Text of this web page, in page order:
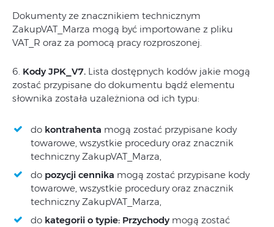
Dokumenty ze znacznikiem technicznym
ZakupVAT_Marza mogą być importowane z pliku
VAT_R oraz za pomocą pracy rozproszonej.
6. Kody JPK_V7. Lista dostępnych kodów jakie mogą
zostać przypisane do dokumentu bądź elementu
słownika została uzależniona od ich typu:
do kontrahenta mogą zostać przypisane kody
towarowe, wszystkie procedury oraz znacznik
techniczny ZakupVAT_Marza,
do pozycji cennika mogą zostać przypisane kody
towarowe, wszystkie procedury oraz znacznik
techniczny ZakupVAT_Marza,
do kategorii o typie: Przychody mogą zostać